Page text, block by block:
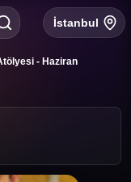
İstanbul
- Haziran